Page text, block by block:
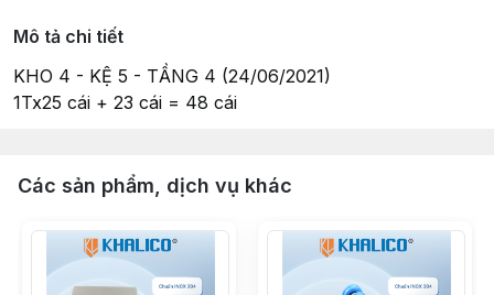
Mô tả chi tiết
KHO 4 - KỆ 5 - TẦNG 4 (24/06/2021)
1Tx25 cái + 23 cái = 48 cái
Các sản phẩm, dịch vụ khác